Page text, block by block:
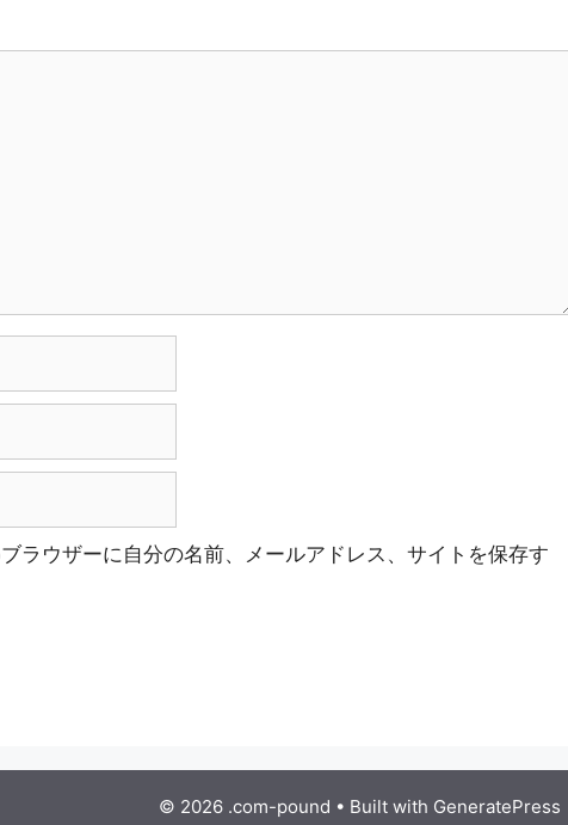
ラウザーに自分の名前、メールアドレス、サイトを保存す
© 2026 .com-pound • Built with GeneratePress